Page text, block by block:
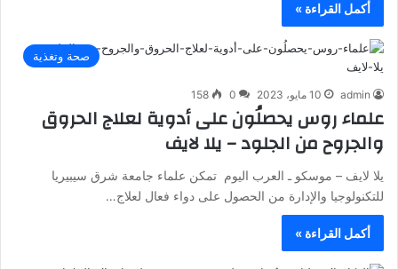
أكمل القراءة »
صحة وتغذية
admin 10 مايو، 2023 0
158
علماء روس يحصلُون على أدوية لعلاج الحروق
والجروح من الجلود – يلا لايف
يلا لايف – موسكو ـ العرب اليوم تمكن علماء جامعة شرق سيبيريا
للتكنولوجيا والإدارة من الحصول على دواء فعال لعلاج…
أكمل القراءة »